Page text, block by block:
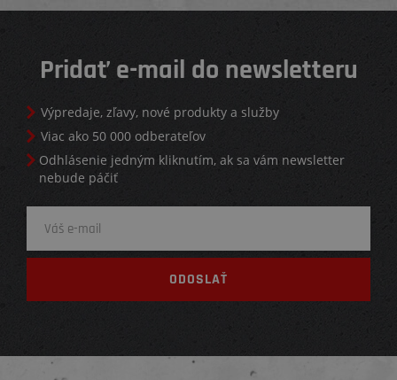
Pridať e-mail do newsletteru
Výpredaje, zľavy, nové produkty a služby
Viac ako 50 000 odberateľov
Odhlásenie jedným kliknutím, ak sa vám newsletter
nebude páčiť